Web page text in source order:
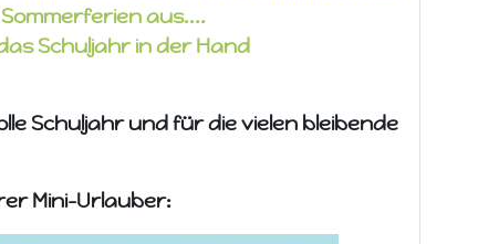
aus....
Schuljahr in der Hand
Schuljahr und für die vielen bleibende
Mini-Urlauber: